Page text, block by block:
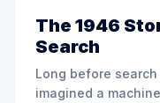
The 1946
Search
Long before
imagined a